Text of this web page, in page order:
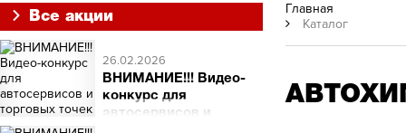
Все акции
26.02.2026
ВНИМАНИЕ!!! Видео-
конкурс для
автосервисов и
Главная
Каталог